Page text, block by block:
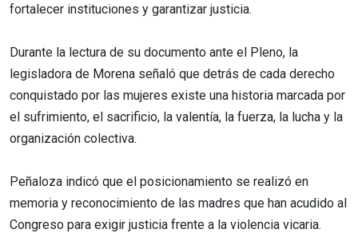
fortalecer instituciones y garantizar justicia.
Durante la lectura de su documento ante el Pleno, la
legisladora de Morena señaló que detrás de cada derecho
conquistado por las mujeres existe una historia marcada por
el sufrimiento, el sacrificio, la valentía, la fuerza, la lucha y la
organización colectiva.
Peñaloza indicó que el posicionamiento se realizó en
memoria y reconocimiento de las madres que han acudido al
Congreso para exigir justicia frente a la violencia vicaria.